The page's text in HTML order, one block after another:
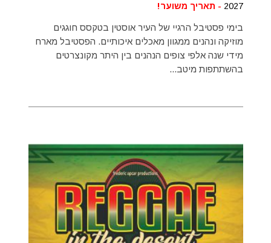
2027 - תאריך משוער!
בימי פסטיבל הרגיי של העיר אוסטין בטקסס חוגגים
מוזיקה ונהנים ממגוון מאכלים איכותיים. הפסטיבל מארח
מידי שנה אלפי צופים הנהנים בין היתר מקונצרטים
בהשתתפות מיטב...